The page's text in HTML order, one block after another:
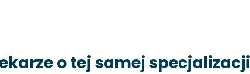
o tej samej specjalizacji